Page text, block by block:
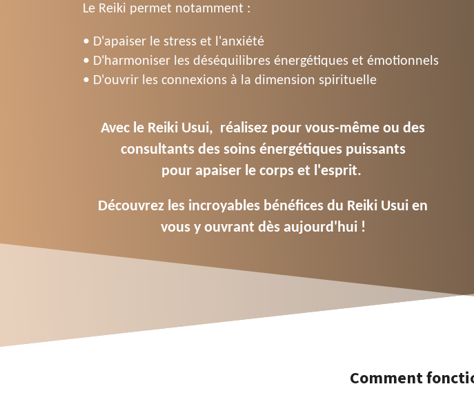
Le Reiki permet notamment :
• D'apaiser le stress et l'anxiété
• D'harmoniser les déséquilibres énergétiques et émotionnels
• D'ouvrir les connexions à la dimension spirituelle
Avec le Reiki Usui, réalisez pour vous-même ou des
consultants des soins énergétiques puissants
pour apaiser le corps et l'esprit.
Découvrez les incroyables bénéfices du Reiki Usui en
vous y ouvrant dès aujourd'hui !
Comment